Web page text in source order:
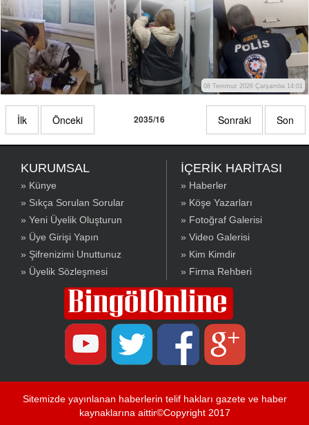
08 Temmuz 2026 Çarşamba 14:01
İlk Önceki 2035/16 Sonraki Son
KURUMSAL
» Künye
» Sıkça Sorulan Sorular
» Yeni Üyelik Oluşturun
» Üye Girişi Yapın
» Şifrenizimi Unuttunuz
» Üyelik Sözleşmesi
İÇERİK HARİTASI
» Haberler
» Köşe Yazarları
» Fotoğraf Galerisi
» Video Galerisi
» Kim Kimdir
» Firma Rehberi
Sitemizde yayınlanan haberlerin telif hakları gazete ve haber
kaynaklarına aittir©Copyright 2017